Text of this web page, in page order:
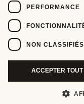
PERFORMANCE
NON CLASSIFIÉS
ACCEPTER TOUT